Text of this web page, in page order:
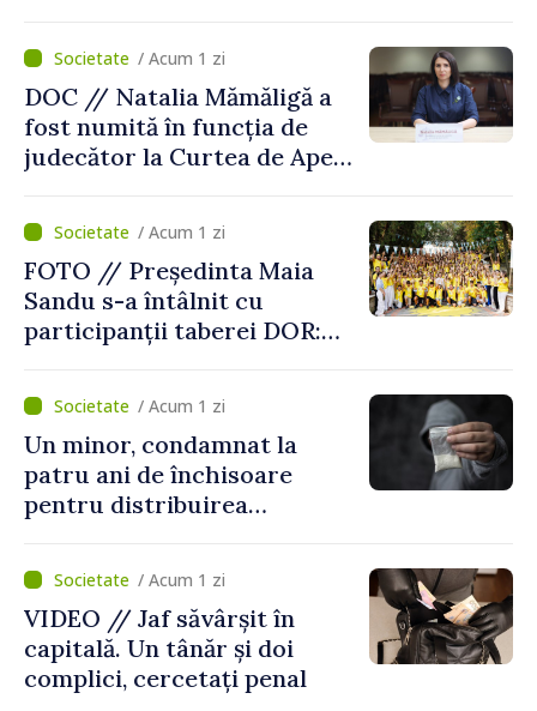
/ Acum 1 zi
DOC // Natalia Mămăligă a
fost numită în funcția de
judecător la Curtea de Apel
/ Acum 1 zi
FOTO // Președinta Maia
Sandu s-a întâlnit cu
participanții taberei DOR:
noastră rămâne puternică”
/ Acum 1 zi
Un minor, condamnat la
patru ani de închisoare
pentru distribuirea
/ Acum 1 zi
VIDEO // Jaf săvârșit în
capitală. Un tânăr și doi
complici, cercetați penal